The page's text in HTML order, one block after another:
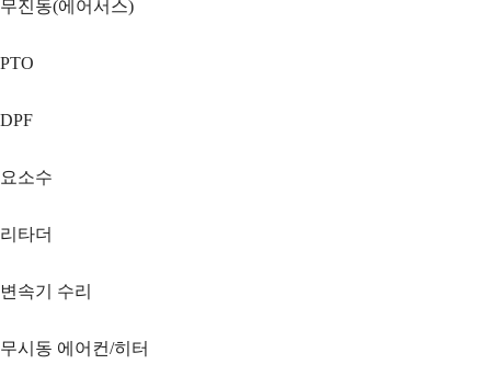
무진동(에어서스)
PTO
DPF
요소수
리타더
변속기 수리
무시동 에어컨/히터